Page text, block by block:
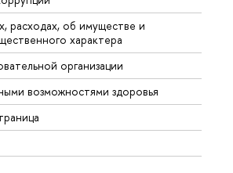
расходах, об имуществе и
характера
организации
возможностями здоровья